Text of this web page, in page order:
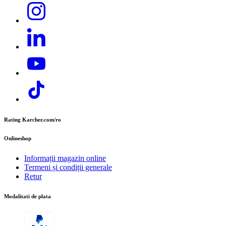
Adresa: Str. Nordului 13-15, Curtea de Argeș
Telefon:
contact.office@cer.kaercher.com
Rating Karcher.com/ro
Onlineshop
Informații magazin online
Termeni și condiții generale
Retur
Modalitati de plata